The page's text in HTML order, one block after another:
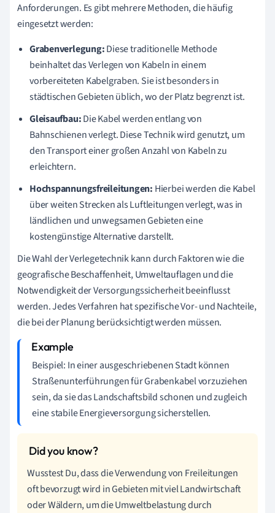
Anforderungen. Es gibt mehrere Methoden, die häufig
eingesetzt werden:
Grabenverlegung:Diese traditionelle Methode
beinhaltet das Verlegen von Kabeln in einem
vorbereiteten Kabelgraben. Sie ist besonders in
städtischen Gebieten üblich, wo der Platz begrenzt ist.
Gleisaufbau:Die Kabel werden entlang von
Bahnschienen verlegt. Diese Technik wird genutzt, um
den Transport einer großen Anzahl von Kabeln zu
erleichtern.
Hochspannungsfreileitungen: Hierbei werden die Kabel
über weiten Strecken als Luftleitungen verlegt, was in
ländlichen und unwegsamen Gebieten eine
kostengünstige Alternative darstellt.
Die Wahl der Verlegetechnik kann durch Faktoren wie die
geografische Beschaffenheit, Umweltauflagen und die
Notwendigkeit der Versorgungssicherheit beeinflusst
werden. Jedes Verfahren hat spezifische Vor- und Nachteile,
die bei der Planung berücksichtigt werden müssen.
Beispiel: In einer ausgeschriebenen Stadt können
Straßenunterführungen für Grabenkabel vorzuziehen
sein, da sie das Landschaftsbild schonen und zugleich
eine stabile Energieversorgung sicherstellen.
Wusstest Du, dass die Verwendung von Freileitungen
oft bevorzugt wird in Gebieten mit viel Landwirtschaft
oder Wäldern, um die Umweltbelastung durch